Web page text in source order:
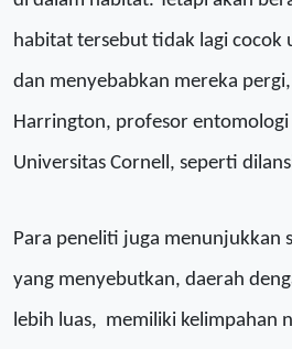
habitat tersebut tidak lagi cocok
dan menyebabkan mereka pergi,
Harrington, profesor
Universitas Cornell, seperti
Para peneliti juga menunjukkan
yang menyebutkan, daerah
lebih luas, memiliki kelimpahan